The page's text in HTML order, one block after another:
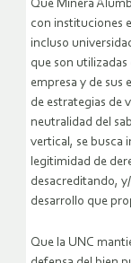
Que Minera
con instituciones
incluso
que son
empresa y de sus
de estrategias de
neutralidad del
vertical, se busca
legitimidad de
desacreditando,
desarrollo que
Que la UNC